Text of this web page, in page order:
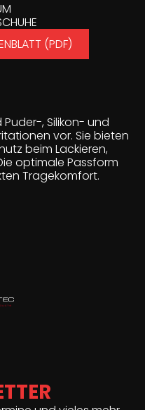
(PDF)
, Silikon- und
vor. Sie bieten
beim Lackieren,
optimale Passform
Tragekomfort.